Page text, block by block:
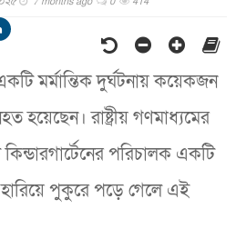
মর্মান্তিক দুর্ঘটনায় কয়েকজন
রাষ্ট্রীয় গণমাধ্যমের
পরিচালক একটি
হারিয়ে পুকুরে পড়ে গেলে এই